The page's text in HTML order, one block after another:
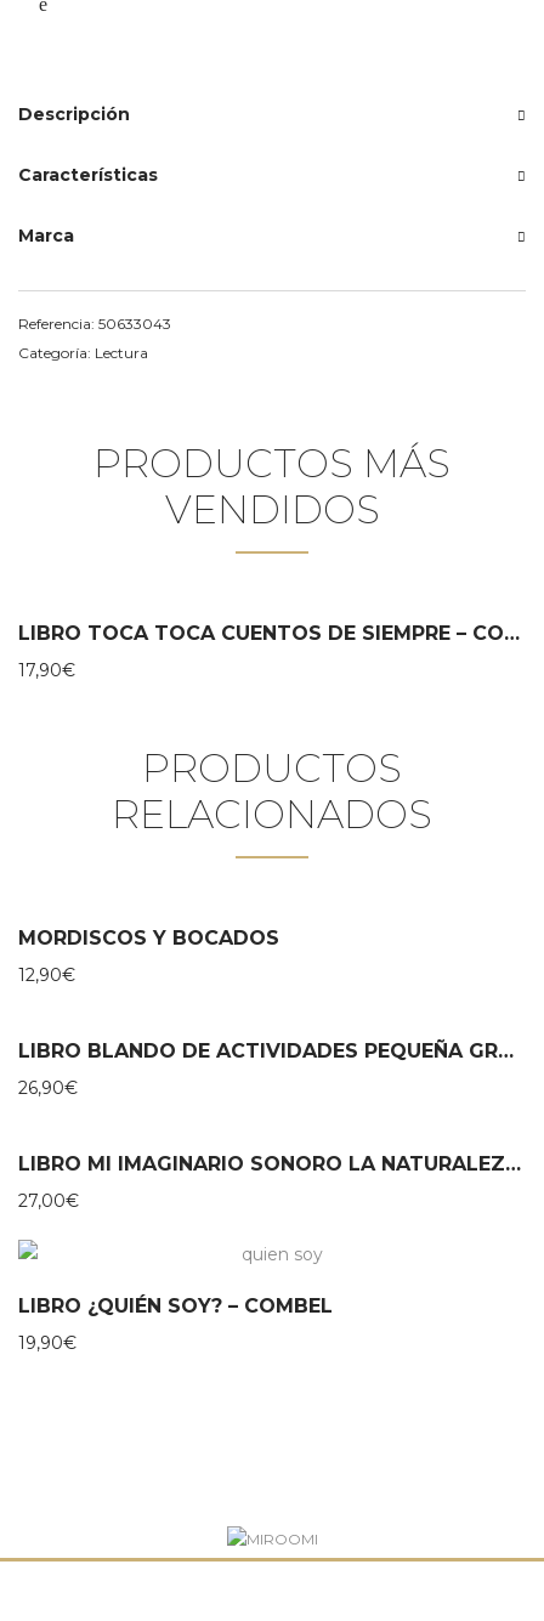
Descripción
Características
Marca
Referencia: 50633043
Categoría: Lectura
PRODUCTOS MÁS
VENDIDOS
LIBRO TOCA TOCA CUENTOS DE SIEMPRE – COMBEL
17,90€
PRODUCTOS
RELACIONADOS
MORDISCOS Y BOCADOS
12,90€
LIBRO BLANDO DE ACTIVIDADES PEQUEÑA GRANJA – LITTLE DUTCH
26,90€
LIBRO MI IMAGINARIO SONORO LA NATURALEZA Y YO – COMBEL
27,00€
LIBRO ¿QUIÉN SOY? – COMBEL
19,90€